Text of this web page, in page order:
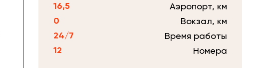
16,5 Аэропорт, км
0 Вокзал, км
24/7 Время работы
12 Номера